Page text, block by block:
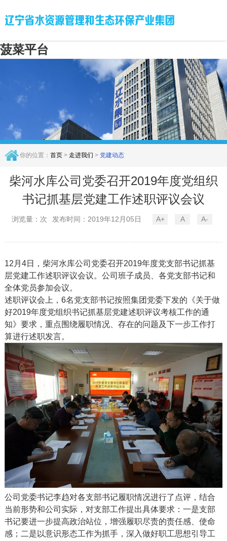
菠菜平台
你的位置： 首页> 走进我们 > 党建动态
柴河水库公司党委召开2019年度党组织
书记抓基层党建工作述职评议会议
浏览量：次 发布时间：2019年12月05日 A+ A A-
12月4日，柴河水库公司党委召开2019年度党支部书记抓基
层党建工作述职评议会议。公司班子成员、各党支部书记和
全体党员参加会议。
述职评议会上，6名党支部书记按照集团党委下发的《关于做
好2019年度党组织书记抓基层党建述职评议考核工作的通
知》要求，重点围绕履职情况、存在的问题及下一步工作打
算进行述职发言。
公司党委书记李趋对各支部书记履职情况进行了点评，结合
当前形势和公司实际，对支部工作提出具体要求：一是支部
书记要进一步提高政治站位，增强履职尽责的责任感、使命
感；二是以意识形态工作为抓手，深入做好职工思想引导工